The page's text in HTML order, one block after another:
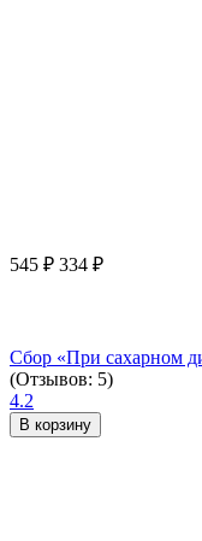
545 ₽ 334 ₽
Сбор «При сахарном
(Отзывов: 5)
4.2
В корзину